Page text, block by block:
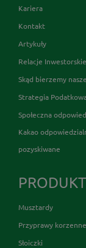
Kariera
Kontakt
Artykuły
Relacje Inwestorskie
Skąd bierzemy
Strategia
Społeczna
Kakao
pozyskiwane
Musztardy
Przyprawy korzenne
Słoiczki